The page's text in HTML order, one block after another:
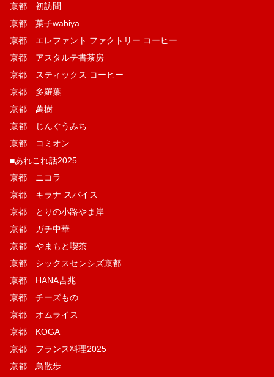
京都 初訪問
京都 菓子wabiya
京都 エレファント ファクトリー コーヒー
京都 アスタルテ書茶房
京都 スティックス コーヒー
京都 多羅葉
京都 萬樹
京都 じんぐうみち
京都 コミオン
■あれこれ話2025
京都 ニコラ
京都 キラナ スパイス
京都 とりの小路やま岸
京都 ガチ中華
京都 やまもと喫茶
京都 シックスセンシズ京都
京都 HANA吉兆
京都 チーズもの
京都 オムライス
京都 KOGA
京都 フランス料理2025
京都 鳥散歩